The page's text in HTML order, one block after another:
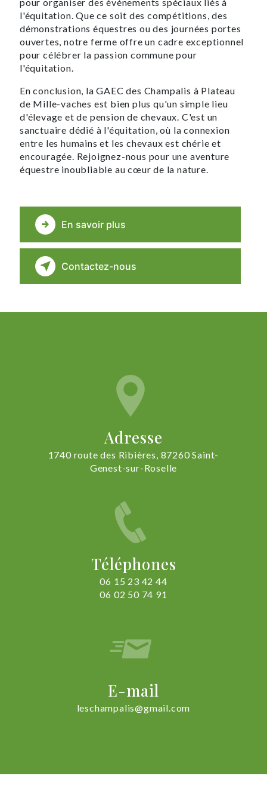
l'équitation. Que ce soit des compétitions, des
démonstrations équestres ou des journées portes
ouvertes, notre ferme offre un cadre exceptionnel
pour célébrer la passion commune pour
l'équitation.
En conclusion, la GAEC des Champalis à Plateau
de Mille-vaches est bien plus qu'un simple lieu
d'élevage et de pension de chevaux. C'est un
sanctuaire dédié à l'équitation, où la connexion
entre les humains et les chevaux est chérie et
encouragée. Rejoignez-nous pour une aventure
équestre inoubliable au cœur de la nature.
En savoir plus
Contactez-nous
Adresse
1740 route des Ribières, 87260 Saint-
Genest-sur-Roselle
Téléphones
06 15 23 42 44
06 02 50 74 91
E-mail
leschampalis@gmail.com